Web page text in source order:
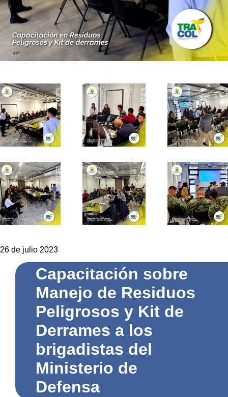
26 de julio 2023
Capacitación sobre
Manejo de Residuos
Peligrosos y Kit de
Derrames a los
brigadistas del
Ministerio de
Defensa